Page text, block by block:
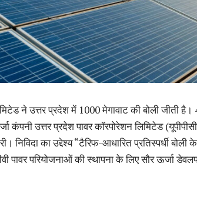
ने उत्तर प्रदेश में 1000 मेगावाट की बोली जीती
उत्तर प्रदेश पावर कॉरपोरेशन लिमिटेड
निविदा का उद्देश्य “टैरिफ-आधारित प्रतिस्पर्धी
पावर परियोजनाओं की स्थापना के लिए सौर ऊर्जा